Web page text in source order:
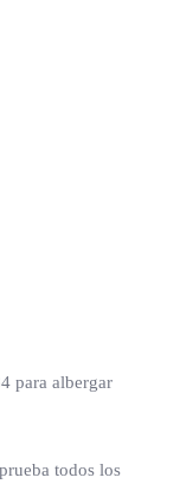
para albergar
todos los